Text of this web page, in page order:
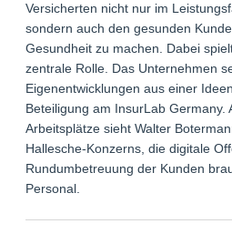
Versicherten nicht nur im
sondern auch den gesunden
Gesundheit zu machen. Dabei
zentrale Rolle. Das Unternehmen
Eigenentwicklungen aus einer
Beteiligung am InsurLab Germany.
Arbeitsplätze sieht Walter
Hallesche-Konzerns, die digitale
Rundumbetreuung der Kunden
Personal.